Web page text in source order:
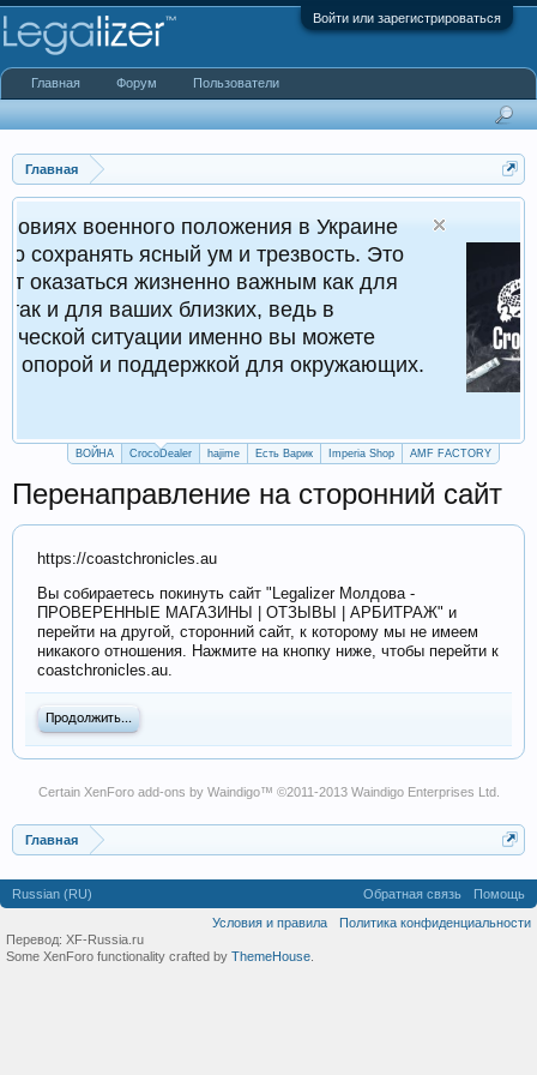
Войти или зарегистрироваться
Главная
положения в Украине
ум и трезвость. Это
важным как для
близких, ведь в
именно вы можете
для окружающих.
ВОЙНА CrocoDealer hajime Есть Варик Imperia Shop AMF FACTORY
Перенаправление на сторонний сайт
https://coastchronicles.au
Вы собираетесь покинуть сайт "Legalizer Молдова -
ПРОВЕРЕННЫЕ МАГАЗИНЫ | ОТЗЫВЫ | АРБИТРАЖ" и
перейти на другой, сторонний сайт, к которому мы не имеем
никакого отношения. Нажмите на кнопку ниже, чтобы перейти к
coastchronicles.au.
Продолжить...
Certain XenForo add-ons by Waindigo™ ©2011-2013 Waindigo Enterprises Ltd.
Главная
Главная Форум Пользователи
Russian (RU) Обратная связь
Помощь
Условия и правила
Политика конфиденциальности
Перевод: XF-Russia.ru
Some XenForo functionality crafted by ThemeHouse